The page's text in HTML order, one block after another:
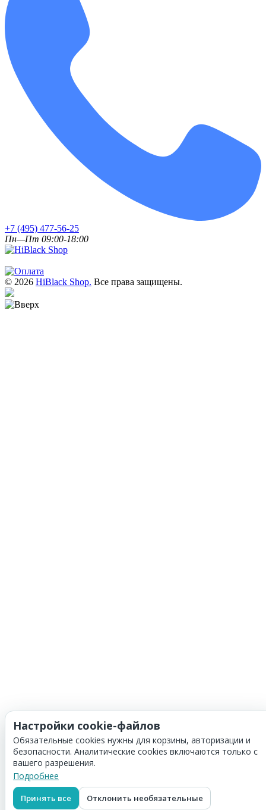
+7 (495) 477-56-25
Пн—Пт 09:00-18:00
© 2026 HiBlack Shop. Все права защищены.
Корзина
Настройки cookie-файлов
Обязательные cookies нужны для корзины, авторизации и
безопасности. Аналитические cookies включаются только с
вашего разрешения.
Подробнее
Принять все Отклонить необязательные